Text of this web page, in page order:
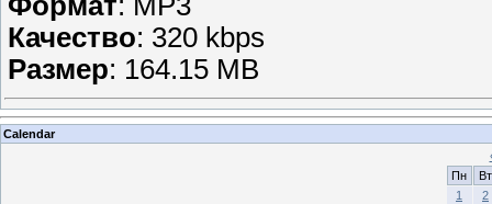
Качество: 320 kbps
Размер: 164.15 MB
Calendar
Пн
Вт
1
2